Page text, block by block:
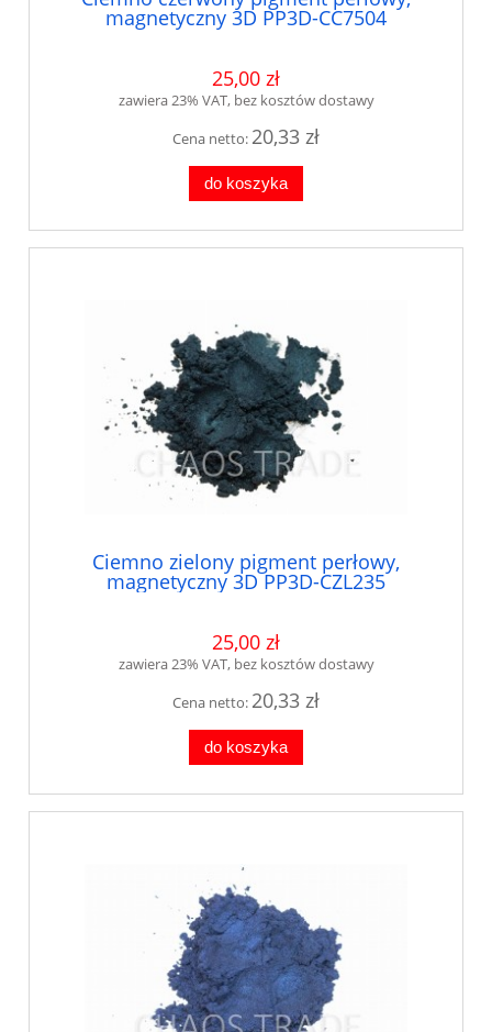
magnetyczny 3D PP3D-CC7504
25,00 zł
zawiera 23% VAT, bez kosztów dostawy
Cena netto: 20,33 zł
do koszyka
Ciemno zielony pigment perłowy,
magnetyczny 3D PP3D-CZL235
25,00 zł
zawiera 23% VAT, bez kosztów dostawy
Cena netto: 20,33 zł
do koszyka